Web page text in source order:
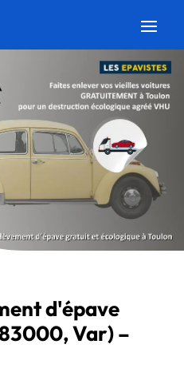
d'épave
Var) –